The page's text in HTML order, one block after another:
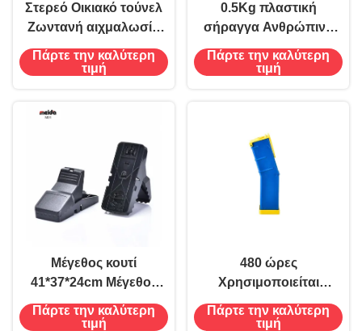
Στερεό Οικιακό τούνελ
Ζωντανή αιχμαλωσία
Ανθρώπινη ευγενική
παγίδα ποντικιών
Πάρτε την καλύτερη
τιμή
0.5Kg πλαστική
σήραγγα Ανθρώπινο
είδος ποντίκι ποντίκια
παγίδα Αιχμαλωτής δεν
Πάρτε την καλύτερη
τιμή
Μέγεθος κουτί
41*37*24cm Μέγεθος
προϊόντος 11*5*4cm
Σπίτι εσωτερικές
Πάρτε την καλύτερη
τιμή
480 ώρες
Χρησιμοποιείται
οικιακή σήραγγα
ζωντανή αιχμαλωσία
Πάρτε την καλύτερη
τιμή